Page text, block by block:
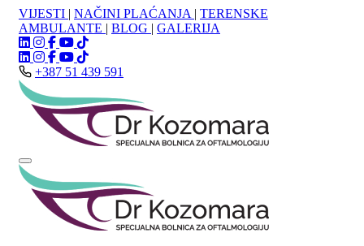
VIJESTI | NAČINI PLAĆANJA | TERENSKE
AMBULANTE | BLOG | GALERIJA
+387 51 439 591